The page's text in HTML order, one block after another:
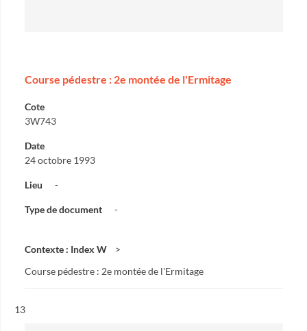
Course pédestre : 2e montée de l'Ermitage
Cote
3W743
Date
24 octobre 1993
Lieu -
Type de document -
Contexte : Index W
Course pédestre : 2e montée de l'Ermitage
Résultat n°
13